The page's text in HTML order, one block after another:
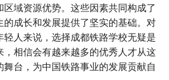
域资源优势。这些因素共同构成了
成长和发展提供了坚实的基础。对
人来说，选择成都铁路学校无疑是
相信会有越来越多的优秀人才从这
台，为中国铁路事业的发展贡献自